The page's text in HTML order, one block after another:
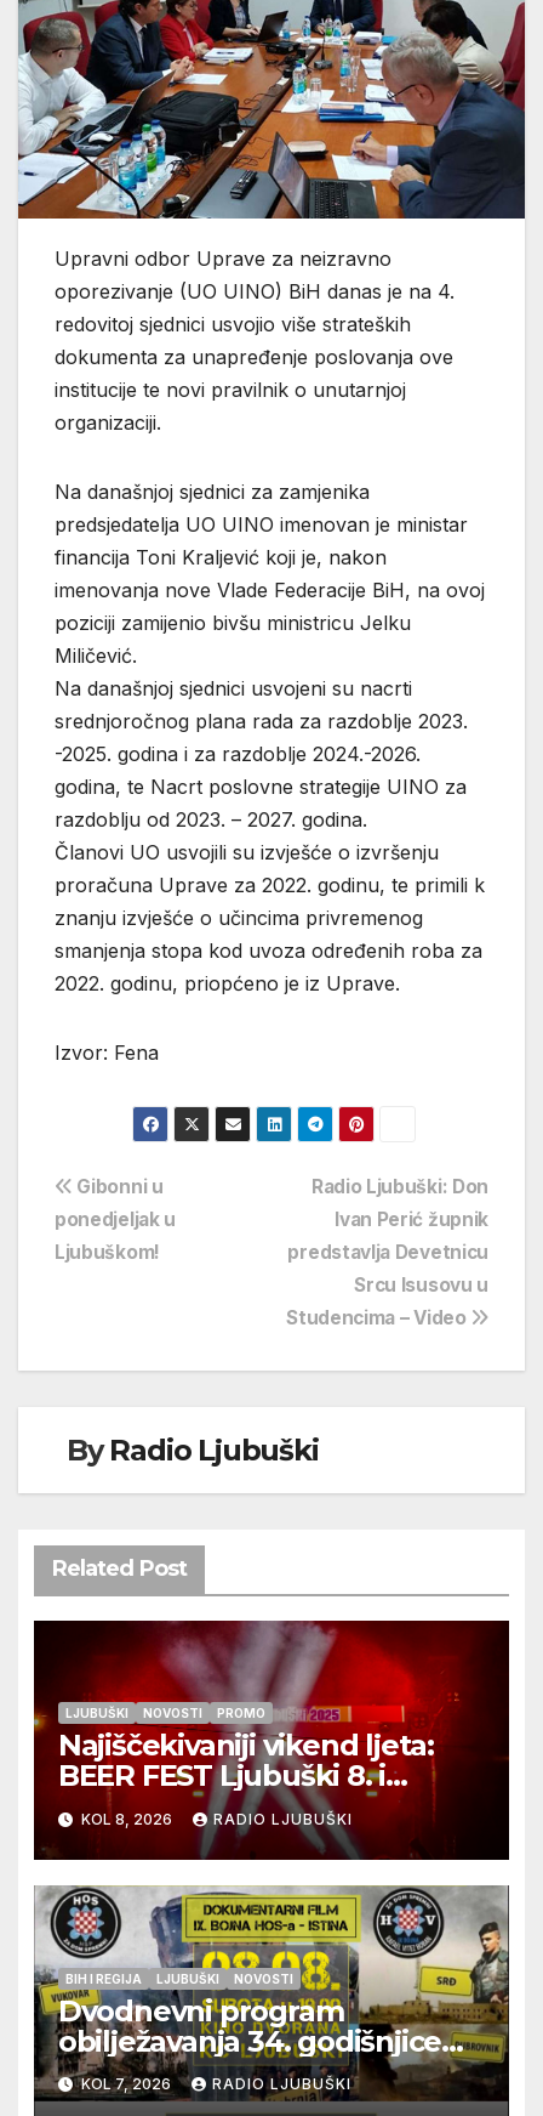
Upravni odbor Uprave za neizravno
oporezivanje (UO UINO) BiH danas je na 4.
redovitoj sjednici usvojio više strateških
dokumenta za unapređenje poslovanja ove
institucije te novi pravilnik o unutarnjoj
organizaciji.
Na današnjoj sjednici za zamjenika
predsjedatelja UO UINO imenovan je ministar
financija Toni Kraljević koji je, nakon
imenovanja nove Vlade Federacije BiH, na ovoj
poziciji zamijenio bivšu ministricu Jelku
Miličević.
Na današnjoj sjednici usvojeni su nacrti
srednjoročnog plana rada za razdoblje 2023.
-2025. godina i za razdoblje 2024.-2026.
godina, te Nacrt poslovne strategije UINO za
razdoblju od 2023. – 2027. godina.
Članovi UO usvojili su izvješće o izvršenju
proračuna Uprave za 2022. godinu, te primili k
znanju izvješće o učincima privremenog
smanjenja stopa kod uvoza određenih roba za
2022. godinu, priopćeno je iz Uprave.
Izvor: Fena
Navigacija
objava
Radio Ljubuški: Don
Ivan Perić župnik
predstavlja Devetnicu
Srcu Isusovu u
Studencima – Video
Gibonni u
ponedjeljak u
Ljubuškom!
ByRadio Ljubuški
Related Post
LJUBUŠKI NOVOSTI PROMO
Najiščekivaniji vikend ljeta:
BEER FEST Ljubuški 8. i
9.kolovoza
KOL 8, 2026 RADIO LJUBUŠKI
BIH I REGIJA LJUBUŠKI NOVOSTI
Dvodnevni program
obilježavanja 34. godišnjice
pogibije generala Blaža
Kraljevića i osmorice
KOL 7, 2026 RADIO LJUBUŠKI